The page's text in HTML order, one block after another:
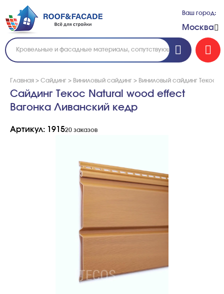
Ваш город:
Москва
Главная > Сайдинг > Виниловый сайдинг > Виниловый сайдинг Текос
Сайдинг Текос Natural wood effect
Вагонка Ливанский кедр
Артикул: 191520 заказов